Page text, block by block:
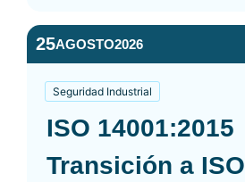
25AGOSTO2026
Seguridad Industrial
ISO 14001:2015
Transición a ISO